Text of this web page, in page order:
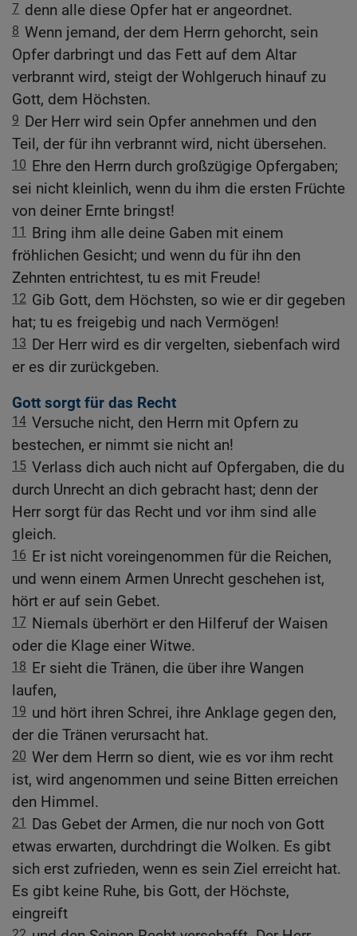
7 denn alle diese Opfer hat er angeordnet.
8 Wenn jemand, der dem Herrn gehorcht, sein
Opfer darbringt und das Fett auf dem Altar
verbrannt wird, steigt der Wohlgeruch hinauf zu
Gott, dem Höchsten.
9 Der Herr wird sein Opfer annehmen und den
Teil, der für ihn verbrannt wird, nicht übersehen.
10 Ehre den Herrn durch großzügige Opfergaben;
sei nicht kleinlich, wenn du ihm die ersten Früchte
von deiner Ernte bringst!
11 Bring ihm alle deine Gaben mit einem
fröhlichen Gesicht; und wenn du für ihn den
Zehnten entrichtest, tu es mit Freude!
12 Gib Gott, dem Höchsten, so wie er dir gegeben
hat; tu es freigebig und nach Vermögen!
13 Der Herr wird es dir vergelten, siebenfach wird
er es dir zurückgeben.
Gott sorgt für das Recht
14 Versuche nicht, den Herrn mit Opfern zu
bestechen, er nimmt sie nicht an!
15 Verlass dich auch nicht auf Opfergaben, die du
durch Unrecht an dich gebracht hast; denn der
Herr sorgt für das Recht und vor ihm sind alle
gleich.
16 Er ist nicht voreingenommen für die Reichen,
und wenn einem Armen Unrecht geschehen ist,
hört er auf sein Gebet.
17 Niemals überhört er den Hilferuf der Waisen
oder die Klage einer Witwe.
18 Er sieht die Tränen, die über ihre Wangen
laufen,
19 und hört ihren Schrei, ihre Anklage gegen den,
der die Tränen verursacht hat.
20 Wer dem Herrn so dient, wie es vor ihm recht
ist, wird angenommen und seine Bitten erreichen
den Himmel.
21
Das Gebet der Armen, die nur noch von Gott
etwas erwarten, durchdringt die Wolken. Es gibt
sich erst zufrieden, wenn es sein Ziel erreicht hat.
Es gibt keine Ruhe, bis Gott, der Höchste,
eingreift